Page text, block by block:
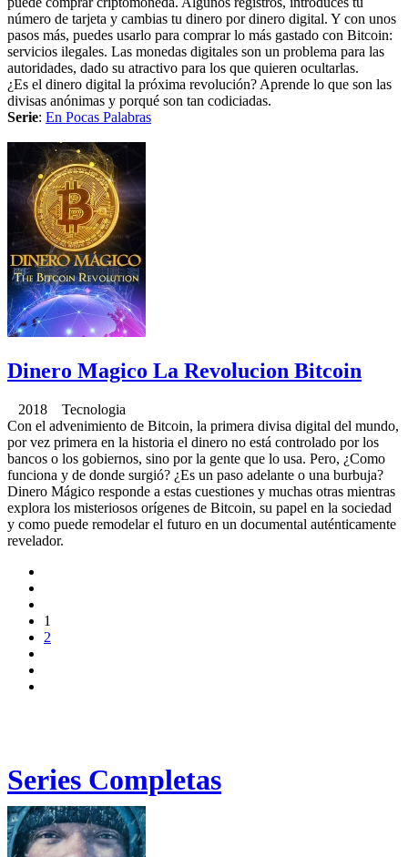
número de tarjeta y cambias tu dinero por dinero digital. Y con unos
pasos más, puedes usarlo para comprar lo más gastado con Bitcoin:
servicios ilegales. Las monedas digitales son un problema para las
autoridades, dado su atractivo para los que quieren ocultarlas.
¿Es el dinero digital la próxima revolución? Aprende lo que son las
divisas anónimas y porqué son tan codiciadas.
Serie: En Pocas Palabras
Dinero Magico La Revolucion Bitcoin
2018 Tecnologia
Con el advenimiento de Bitcoin, la primera divisa digital del mundo,
por vez primera en la historia el dinero no está controlado por los
bancos o los gobiernos, sino por la gente que lo usa. Pero, ¿Como
funciona y de donde surgió? ¿Es un paso adelante o una burbuja?
Dinero Mágico responde a estas cuestiones y muchas otras mientras
explora los misteriosos orígenes de Bitcoin, su papel en la sociedad
y como puede remodelar el futuro en un documental auténticamente
revelador.
1
2
Series Completas